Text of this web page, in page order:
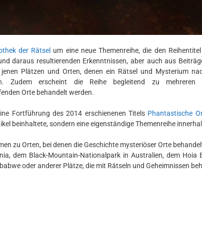
der Rätsel um eine neue Themenreihe, die den Reihentitel
daraus resultierenden Erkenntnissen, aber auch aus
Plätzen und Orten, denen ein Rätsel und Mysterium
Zudem erscheint die Reihe begleitend zu mehreren
Orte behandelt werden.
Fortführung des 2014 erschienenen Titels Phantastische
beinhaltete, sondern eine eigenständige Themenreihe
zu Orten, bei denen die Geschichte mysteriöser Orte
dem Black-Mountain-Nationalpark in Australien, dem Hoia
oder anderer Plätze, die mit Rätseln und Geheimnissen